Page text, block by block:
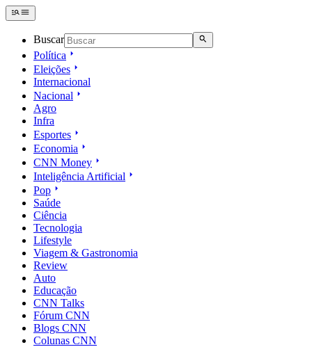
Buscar
Política
Eleições
Internacional
Nacional
Agro
Infra
Esportes
Economia
CNN Money
Inteligência Artificial
Pop
Saúde
Ciência
Tecnologia
Lifestyle
Viagem & Gastronomia
Review
Auto
Educação
CNN Talks
Fórum CNN
Blogs CNN
Colunas CNN